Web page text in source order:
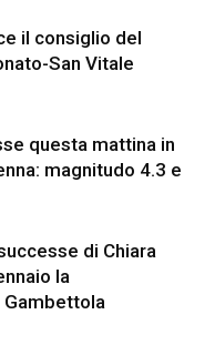
il consiglio del
San Vitale
questa mattina in
magnitudo 4.3 e
di Chiara
la
Gambettola